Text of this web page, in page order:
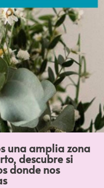
una amplia zona
descubre si
donde nos